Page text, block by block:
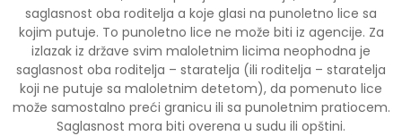
saglasnost oba roditelja a koje glasi na punoletno lice sa
kojim putuje. To punoletno lice ne može biti iz agencije. Za
izlazak iz države svim maloletnim licima neophodna je
saglasnost oba roditelja – staratelja (ili roditelja – staratelja
koji ne putuje sa maloletnim detetom), da pomenuto lice
može samostalno preći granicu ili sa punoletnim pratiocem.
Saglasnost mora biti overena u sudu ili opštini.